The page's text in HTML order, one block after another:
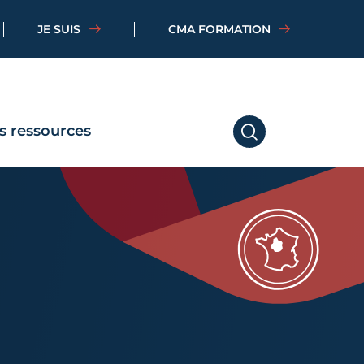
JE SUIS CMA FORMATION
RECHERCHER
ressources